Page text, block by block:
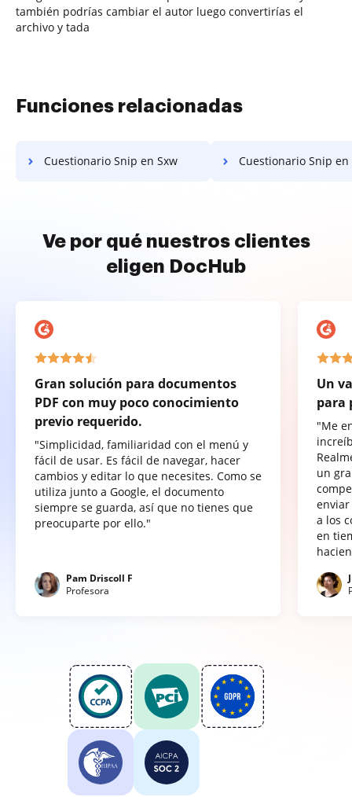
también podrías cambiar el autor luego convertirías el
archivo y tada
Funciones relacionadas
Cuestionario Snip en Sxw Cuestionario Snip en
Ve por qué nuestros clientes
eligen DocHub
Gran solución para documentos
PDF con muy poco conocimiento
previo requerido.
"Simplicidad, familiaridad con el menú y
fácil de usar. Es fácil de navegar, hacer
cambios y editar lo que necesites. Como se
utiliza junto a Google, el documento
siempre se guarda, así que no tienes que
preocuparte por ello."
Pam Driscoll F
Profesora
Un
para
"Me
un
a los
en